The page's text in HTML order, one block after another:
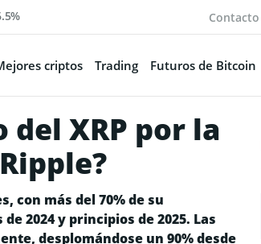
Contacto
criptos Trading Futuros de Bitcoin
XRP por la
con más del 70% de su
2024 y principios de 2025. Las
desplomándose un 90% desde